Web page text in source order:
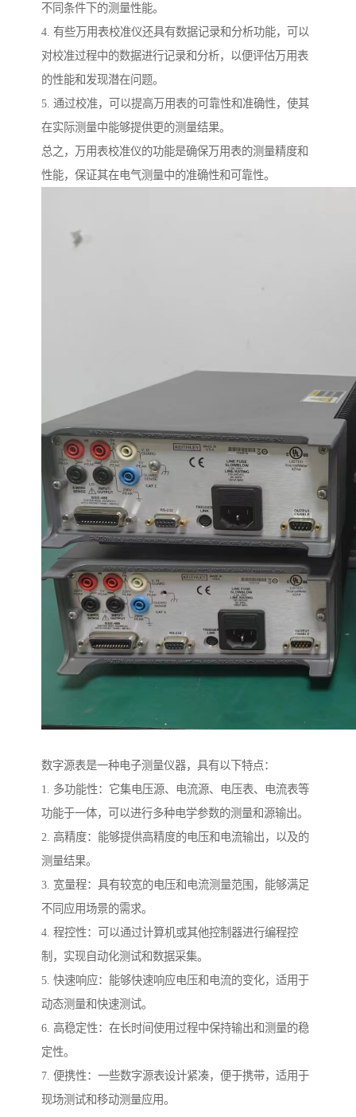
不同条件下的测量性能。
4. 有些万用表校准仪还具有数据记录和分析功能，可以
对校准过程中的数据进行记录和分析，以便评估万用表
的性能和发现潜在问题。
5. 通过校准，可以提高万用表的可靠性和准确性，使其
在实际测量中能够提供更的测量结果。
总之，万用表校准仪的功能是确保万用表的测量精度和
性能，保证其在电气测量中的准确性和可靠性。
数字源表是一种电子测量仪器，具有以下特点：
1. 多功能性：它集电压源、电流源、电压表、电流表等
功能于一体，可以进行多种电学参数的测量和源输出。
2. 高精度：能够提供高精度的电压和电流输出，以及的
测量结果。
3. 宽量程：具有较宽的电压和电流测量范围，能够满足
不同应用场景的需求。
4. 程控性：可以通过计算机或其他控制器进行编程控
制，实现自动化测试和数据采集。
5. 快速响应：能够快速响应电压和电流的变化，适用于
动态测量和快速测试。
6. 高稳定性：在长时间使用过程中保持输出和测量的稳
定性。
7. 便携性：一些数字源表设计紧凑，便于携带，适用于
现场测试和移动测量应用。